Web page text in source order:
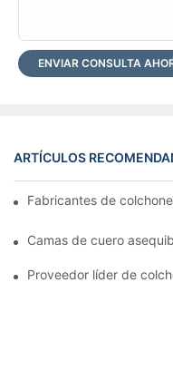
ENVIAR CONSULTA
ARTÍCULOS
Fabricantes de
Camas de cuero
Proveedor líder de